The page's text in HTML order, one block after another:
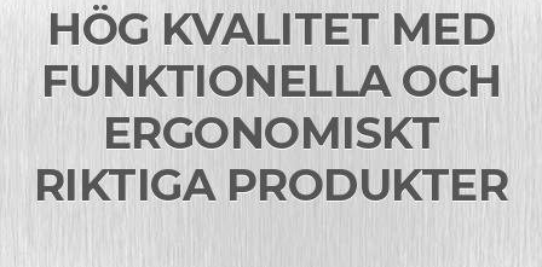
HÖG KVALITET MED
FUNKTIONELLA OCH
ERGONOMISKT
RIKTIGA PRODUKTER